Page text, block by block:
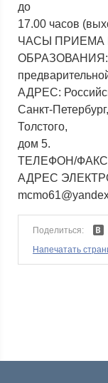
до
17.00 часов
ЧАСЫ ПРИЕМА
ОБРАЗОВАНИЯ:
АДРЕС:
Санкт-
Толстого,
дом 5.
ТЕЛЕФОН/ФАКС:
АДРЕС
Поделиться:
Напечатать